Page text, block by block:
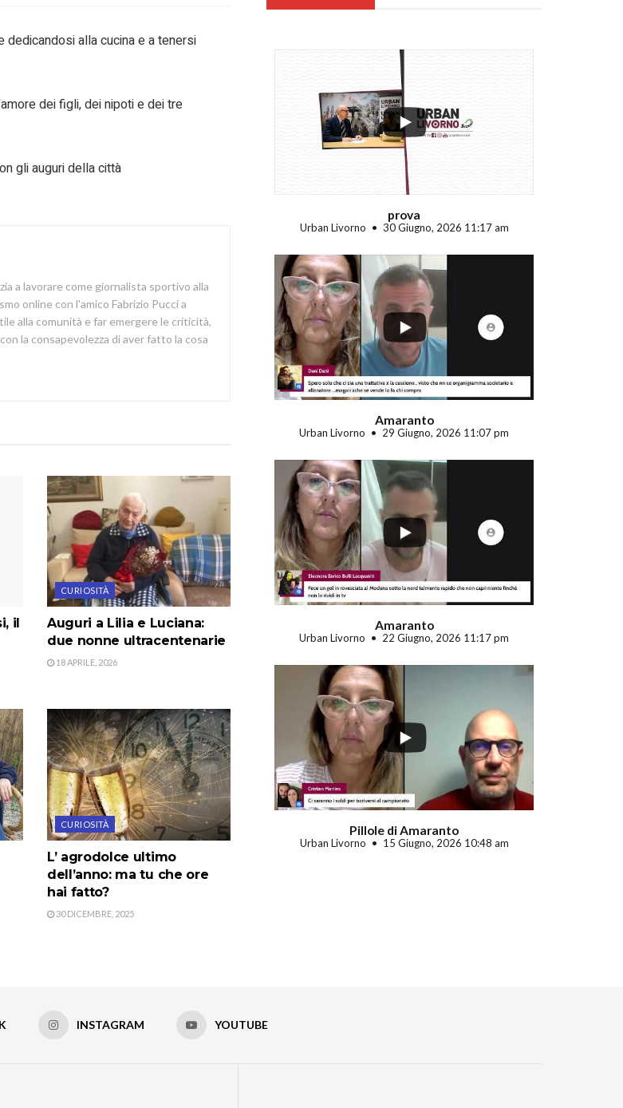
dedicandosi alla cucina e a tenersi
dei figli, dei nipoti e dei tre
gli auguri della città
a lavorare come giornalista sportivo alla
online con l'amico Fabrizio Pucci a
alla comunità e far emergere le criticità,
la consapevolezza di aver fatto la cosa
il
CURIOSITÀ
Auguri a Lilia e Luciana:
due nonne ultracentenarie
18 APRILE, 2026
CURIOSITÀ
L’ agrodolce ultimo
dell’anno: ma tu che ore
hai fatto?
30 DICEMBRE, 2025
...
prova
Urban Livorno 30 Giugno, 2026 11:17 am
...
Amaranto
Urban Livorno 29 Giugno, 2026 11:07 pm
...
Amaranto
Urban Livorno 22 Giugno, 2026 11:17 pm
Pillole di Amaranto
Urban Livorno 15 Giugno, 2026 10:48 am
INSTAGRAM YOUTUBE